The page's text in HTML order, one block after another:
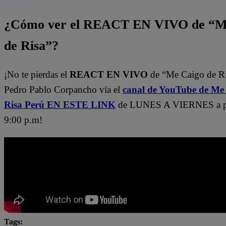
¿Cómo ver el REACT EN VIVO de
de Risa”?
¡No te pierdas el REACT EN VIVO de “Me Caigo de
Pedro Pablo Corpancho vía el canal de YouTube de
Risa Perú EN ESTE LINK de LUNES A VIERNES a
9:00 p.m!
Tags: